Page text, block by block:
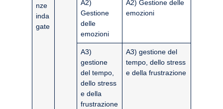
nze
inda
gate
A2)
Gestione
delle
emozioni
A2) Gestione delle
emozioni
A3)
gestione
del tempo,
dello stress
e della
frustrazione
A3) gestione del
tempo, dello stress
e della frustrazione